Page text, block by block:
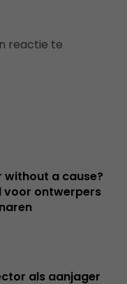
reactie te
without a cause?
voor ontwerpers
als aanjager